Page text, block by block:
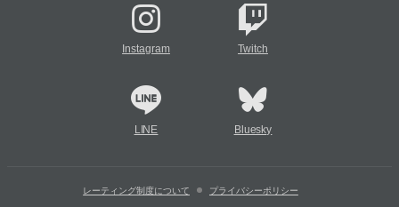
Instagram Twitch
LINE Bluesky
レーティング制度について プライバシーポリシー